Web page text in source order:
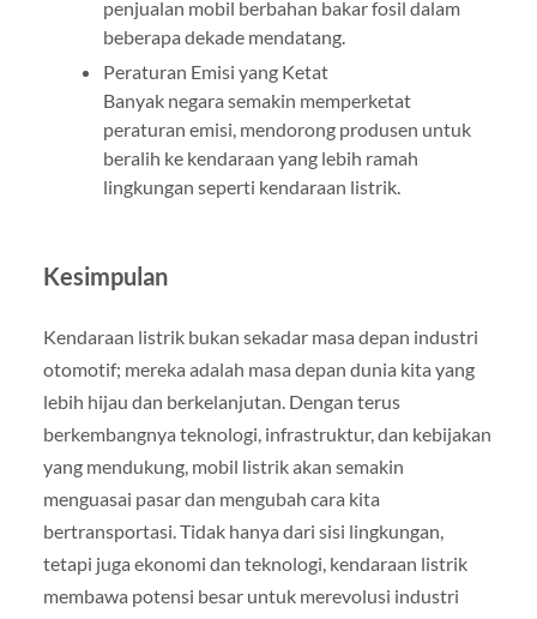
penjualan mobil berbahan bakar fosil dalam
beberapa dekade mendatang.
Peraturan Emisi yang Ketat
Banyak negara semakin memperketat
peraturan emisi, mendorong produsen untuk
beralih ke kendaraan yang lebih ramah
lingkungan seperti kendaraan listrik.
Kesimpulan
Kendaraan listrik bukan sekadar masa depan industri
otomotif; mereka adalah masa depan dunia kita yang
lebih hijau dan berkelanjutan. Dengan terus
berkembangnya teknologi, infrastruktur, dan kebijakan
yang mendukung, mobil listrik akan semakin
menguasai pasar dan mengubah cara kita
bertransportasi. Tidak hanya dari sisi lingkungan,
tetapi juga ekonomi dan teknologi, kendaraan listrik
membawa potensi besar untuk merevolusi industri